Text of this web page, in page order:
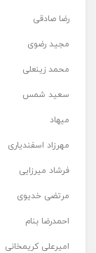
رضا صادقی
مجید رضوی
محمد زینعلی
سعید شمس
میهاد
مهرزاد اسفندیاری
فرشاد میرزایی
مرتضی خدیوی
احمدرضا بنام
امیرعلی کریمخانی